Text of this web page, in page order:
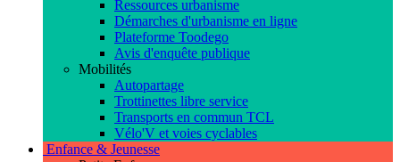
Ressources urbanisme
Démarches d'urbanisme en ligne
Plateforme Toodego
Avis d'enquête publique
Mobilités
Autopartage
Trottinettes libre service
Transports en commun TCL
Vélo'V et voies cyclables
Enfance & Jeunesse